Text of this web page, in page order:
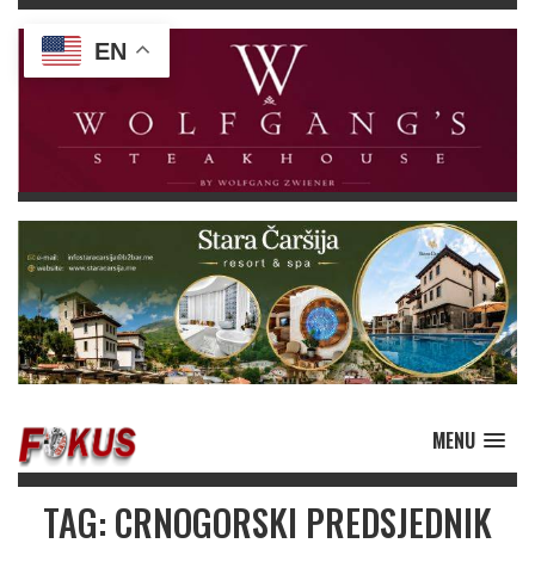
MENU
TAG: CRNOGORSKI PREDSJEDNIK
EN